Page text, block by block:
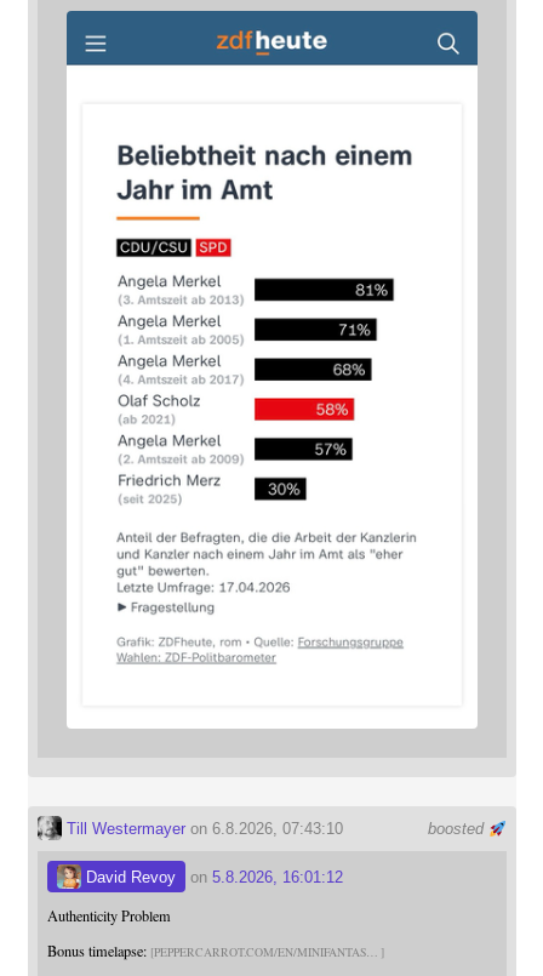
boosted
Till Westermayeron 6.8.2026, 07:43:10
David Revoy on 5.8.2026, 16:01:12
Authenticity Problem
Bonus timelapse: PEPPERCARROT.COM/EN/MINIFANTAS